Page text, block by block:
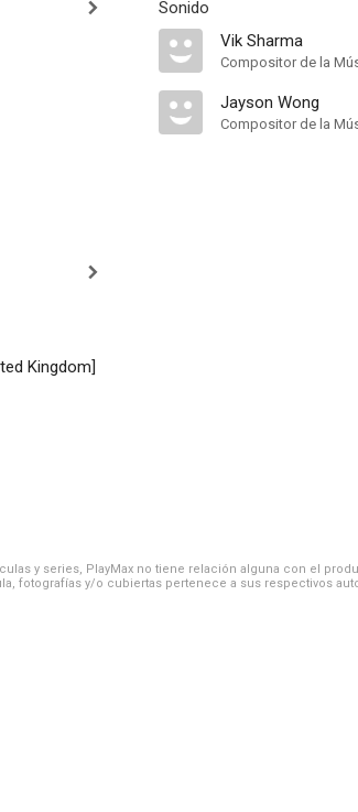
Kingdom]
Sonido
Vik Sharma
Compositor de la
Jayson Wong
Compositor de la
y series, PlayMax no tiene relación alguna con el
fotografías y/o cubiertas pertenece a sus respectivos